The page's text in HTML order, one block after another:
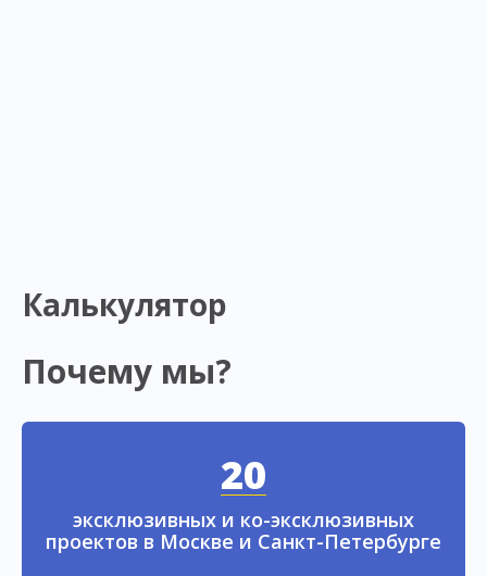
Калькулятор
Почему мы?
20
эксклюзивных и ко-эксклюзивных
проектов в Москве и Санкт-Петербурге